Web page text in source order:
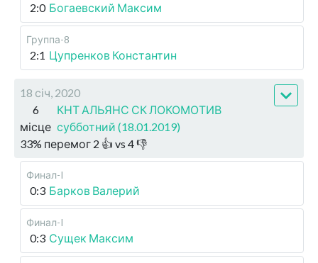
2:0 Богаевский Максим
Группа-8
2:1 Цупренков Константин
18 січ, 2020
6
місце
КНТ АЛЬЯНС СК ЛОКОМОТИВ
субботний (18.01.2019)
33% перемог 2 👍 vs 4👎
Финал-I
0:3 Барков Валерий
Финал-I
0:3 Сущек Максим